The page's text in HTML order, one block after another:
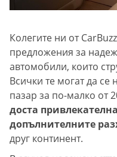
Колегите ни от
предложения за
автомобили, които
Всички те могат да
пазар за по-малко от
доста
допълнителните
друг континент.